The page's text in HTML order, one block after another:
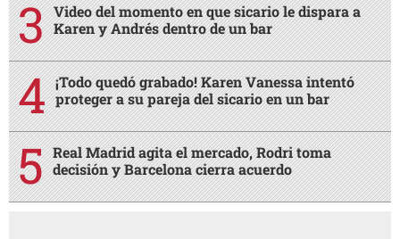
Video del momento en que sicario le dispara a
Karen y Andrés dentro de un bar
¡Todo quedó grabado! Karen Vanessa intentó
proteger a su pareja del sicario en un bar
Real Madrid agita el mercado, Rodri toma
decisión y Barcelona cierra acuerdo